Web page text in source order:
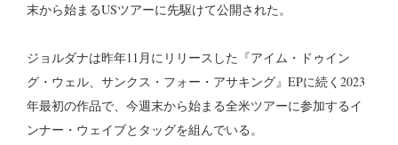
末から始まるUSツアーに先駆けて公開された。
ジョルダナは昨年11月にリリースした『アイム・ドゥイン
グ・ウェル、サンクス・フォー・アサキング』EPに続く2023
年最初の作品で、今週末から始まる全米ツアーに参加するイ
ンナー・ウェイブとタッグを組んでいる。